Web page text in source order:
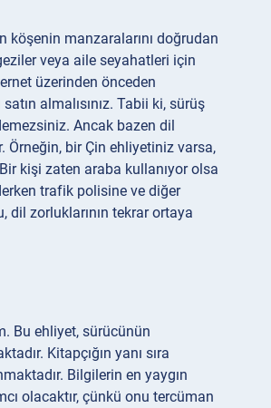
köşenin manzaralarını doğrudan
veya aile seyahatleri için
üzerinden önceden
almalısınız. Tabii ki, sürüş
Ancak bazen dil
bir Çin ehliyetiniz varsa,
kişi zaten araba kullanıyor olsa
trafik polisine ve diğer
dil zorluklarının tekrar ortaya
Bu ehliyet, sürücünün
Kitapçığın yanı sıra
Bilgilerin en yaygın
olacaktır, çünkü onu tercüman